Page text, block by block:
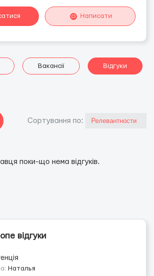
Написати
Вакансії Відгуки
Сортування по:
поки-що нема відгуків.
відгуки
Наталья